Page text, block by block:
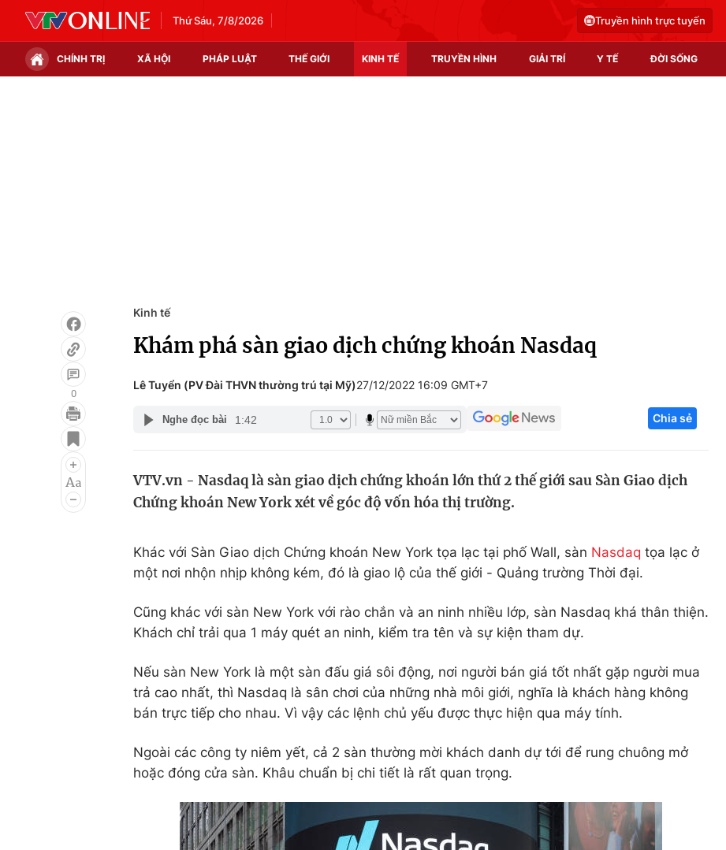
Thứ Sáu, 7/8/2026 Truyền hình trực tuyến
CHÍNH TRỊ XÃ HỘI PHÁP LUẬT THẾ GIỚI KINH TẾ TRUYỀN HÌNH GIẢI TRÍ Y TẾ ĐỜI SỐNG
Điện ảnh
Âm nhạc
Làm đẹp
Giáo dục
Học trực tuyến
Công nghệ
Sản phẩm
Tư vấn
0
Kinh tế
Khám phá sàn giao dịch chứng khoán Nasdaq
Lê Tuyển (PV Đài THVN thường trú tại Mỹ)27/12/2022 16:09 GMT+7
Nghe đọc bài 1:42 Chia sẻ
VTV.vn - Nasdaq là sàn giao dịch chứng khoán lớn thứ 2 thế giới sau Sàn Giao dịch
Chứng khoán New York xét về góc độ vốn hóa thị trường.
Khác với Sàn Giao dịch Chứng khoán New York tọa lạc tại phố Wall, sàn Nasdaq tọa lạc ở
một nơi nhộn nhịp không kém, đó là giao lộ của thế giới - Quảng trường Thời đại.
Cũng khác với sàn New York với rào chắn và an ninh nhiều lớp, sàn Nasdaq khá thân thiện.
Khách chỉ trải qua 1 máy quét an ninh, kiểm tra tên và sự kiện tham dự.
Nếu sàn New York là một sàn đấu giá sôi động, nơi người bán giá tốt nhất gặp người mua
trả cao nhất, thì Nasdaq là sân chơi của những nhà môi giới, nghĩa là khách hàng không
bán trực tiếp cho nhau. Vì vậy các lệnh chủ yếu được thực hiện qua máy tính.
Ngoài các công ty niêm yết, cả 2 sàn thường mời khách danh dự tới để rung chuông mở
hoặc đóng cửa sàn. Khâu chuẩn bị chi tiết là rất quan trọng.